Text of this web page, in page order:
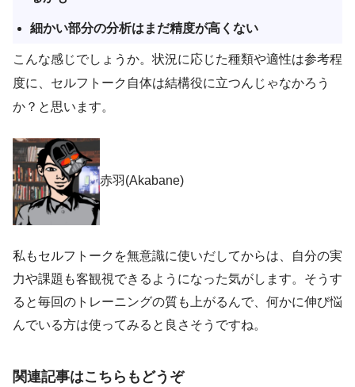
細かい部分の分析はまだ精度が高くない
こんな感じでしょうか。状況に応じた種類や適性は参考程
度に、セルフトーク自体は結構役に立つんじゃなかろう
か？と思います。
赤羽(Akabane)
私もセルフトークを無意識に使いだしてからは、自分の実
力や課題も客観視できるようになった気がします。そうす
ると毎回のトレーニングの質も上がるんで、何かに伸び悩
んでいる方は使ってみると良さそうですね。
関連記事はこちらもどうぞ